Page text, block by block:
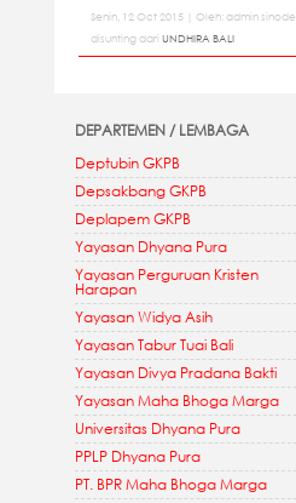
Senin, 12 Oct 2015 | Oleh: admin sinode
disunting dari UNDHIRA BALI
DEPARTEMEN / LEMBAGA
Deptubin GKPB
Depsakbang GKPB
Deplapem GKPB
Yayasan Dhyana Pura
Yayasan Perguruan Kristen
Harapan
Yayasan Widya Asih
Yayasan Tabur Tuai Bali
Yayasan Divya Pradana Bakti
Yayasan Maha Bhoga Marga
Universitas Dhyana Pura
PPLP Dhyana Pura
PT. BPR Maha Bhoga Marga